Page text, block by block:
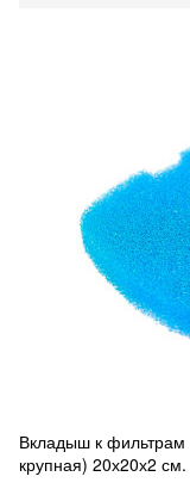
Вкладыш к фильтрам
крупная) 20х20х2 см.